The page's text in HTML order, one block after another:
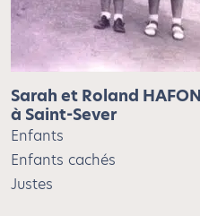
Sarah et Roland
à Saint-Sever
Enfants
Enfants cachés
Justes